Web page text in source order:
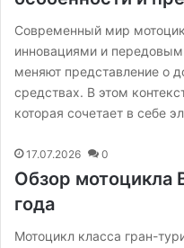
Современный мир
инновациями и
меняют представление о
средствах. В этом
которая сочетает в себе
17.07.2026 0
Обзор мотоцикла
года
Мотоцикл класса гран-